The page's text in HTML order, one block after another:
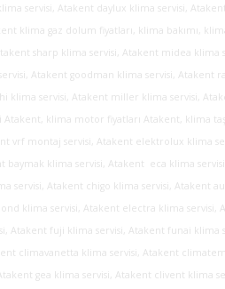
servisi, Atakent daylux klima servisi, Atakent
klima gaz dolum fiyatları, klima bakımı,
sharp klima servisi, Atakent midea klima
Atakent goodman klima servisi, Atakent
klima servisi, Atakent miller klima servisi,
klima motor fiyatları Atakent, klima
vrf montaj servisi, Atakent elektrolux klima
klima servisi, Atakent eca klima
servisi, Atakent chigo klima servisi, Atakent
klima servisi, Atakent electra klima servisi,
Atakent fuji klima servisi, Atakent funai klima
climavanetta klima servisi, Atakent
gea klima servisi, Atakent clivent klima